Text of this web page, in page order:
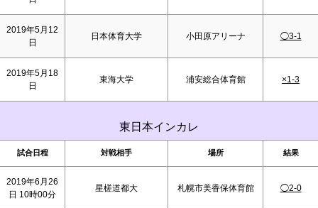
2019年5月12
日
日本体育大学 小田原アリーナ ◯3-1
2019年5月18
日
東海大学 浦安総合体育館 ×1-3
東日本インカレ
試合日程 対戦相手 場所 結果
2019年6月26
日 10時00分
星槎道都大 札幌市美香保体育館 ◯2-0